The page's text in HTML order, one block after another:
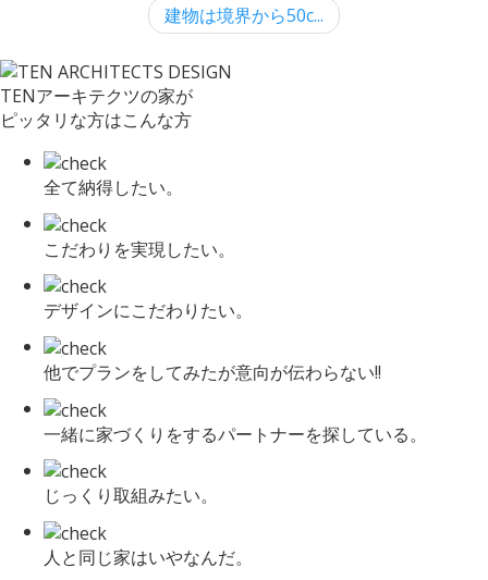
建物は境界から50c...
TENアーキテクツの家が
ピッタリな方はこんな方
全て納得したい。
こだわりを実現したい。
デザインにこだわりたい。
他でプランをしてみたが意向が伝わらない!!
一緒に家づくりをするパートナーを探している。
じっくり取組みたい。
人と同じ家はいやなんだ。